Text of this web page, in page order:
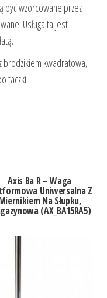
być wzorcowane przez
Usługa ta jest
brodzikiem kwadratowa,
taczki
Axis Ba R – Waga
Uniwersalna Z
Na Słupku,
(AX_BA15RA5)